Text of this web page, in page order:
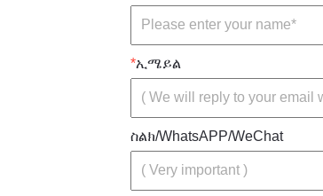
*ኢሜይል
ስልክ/WhatsAPP/WeChat